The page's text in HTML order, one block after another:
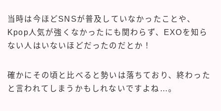
当時は今ほどSNSが普及していなかったことや、
Kpop人気が強くなかったにも関わらず、EXOを知ら
ない人はいないほどだったのだとか！
確かにその頃と比べると勢いは落ちており、終わった
と言われてしまうかもしれないですよね…。